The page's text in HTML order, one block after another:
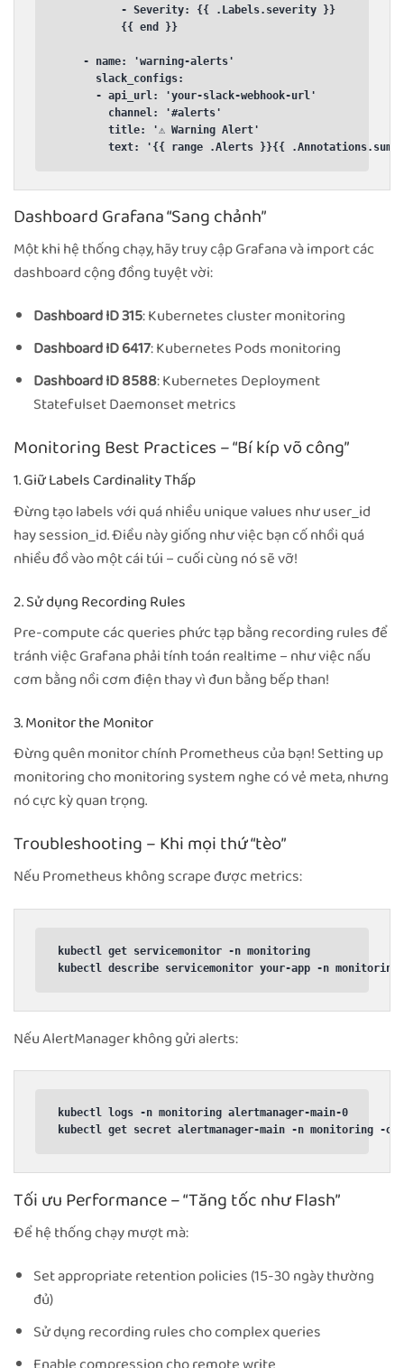
          - Severity: {{ .Labels.severity }}
          {{ end }}
    - name: 'warning-alerts'
      slack_configs:
      - api_url: 'your-slack-webhook-url'
        channel: '#alerts'
        title: '⚠️ Warning Alert'
text: '{{ range .Alerts }}{{
Dashboard Grafana “Sang chảnh”
Một khi hệ thống chạy, hãy truy cập Grafana và import các
dashboard cộng đồng tuyệt vời:
Dashboard ID 315: Kubernetes cluster monitoring
Dashboard ID 6417: Kubernetes Pods monitoring
Dashboard ID 8588: Kubernetes Deployment
Statefulset Daemonset metrics
Monitoring Best Practices – “Bí kíp võ công”
1. Giữ Labels Cardinality Thấp
Đừng tạo labels với quá nhiều unique values như user_id
hay session_id. Điều này giống như việc bạn cố nhồi quá
nhiều đồ vào một cái túi – cuối cùng nó sẽ vỡ!
2. Sử dụng Recording Rules
Pre-compute các queries phức tạp bằng recording rules để
tránh việc Grafana phải tính toán realtime – như việc nấu
cơm bằng nồi cơm điện thay vì đun bằng bếp than!
3. Monitor the Monitor
Đừng quên monitor chính Prometheus của bạn! Setting up
monitoring cho monitoring system nghe có vẻ meta, nhưng
nó cực kỳ quan trọng.
Troubleshooting – Khi mọi thứ “tèo”
Nếu Prometheus không scrape được metrics:
kubectl get servicemonitor -n monitoring
kubectl describe servicemonitor your-app -n monitoring
Nếu AlertManager không gửi alerts:
kubectl logs -n monitoring alertmanager-main-0
kubectl get secret alertmanager-main -n monitoring -o
Tối ưu Performance – “Tăng tốc như Flash”
Để hệ thống chạy mượt mà:
Set appropriate retention policies (15-30 ngày thường
đủ)
Sử dụng recording rules cho complex queries